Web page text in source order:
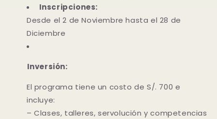
Inscripciones:
Desde el 2 de Noviembre hasta el 28 de
Diciembre
⁠Inversión:
El programa tiene un costo de S/. 700 e
incluye:
– Clases, talleres, servolución y competencias